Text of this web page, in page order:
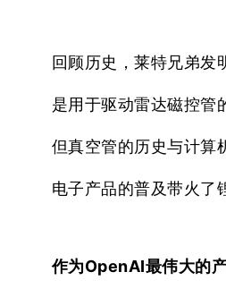
回顾历史，莱特兄弟发
是用于驱动雷达磁控管
但真空管的历史与计算
电子产品的普及带火了
作为OpenAI最伟大的